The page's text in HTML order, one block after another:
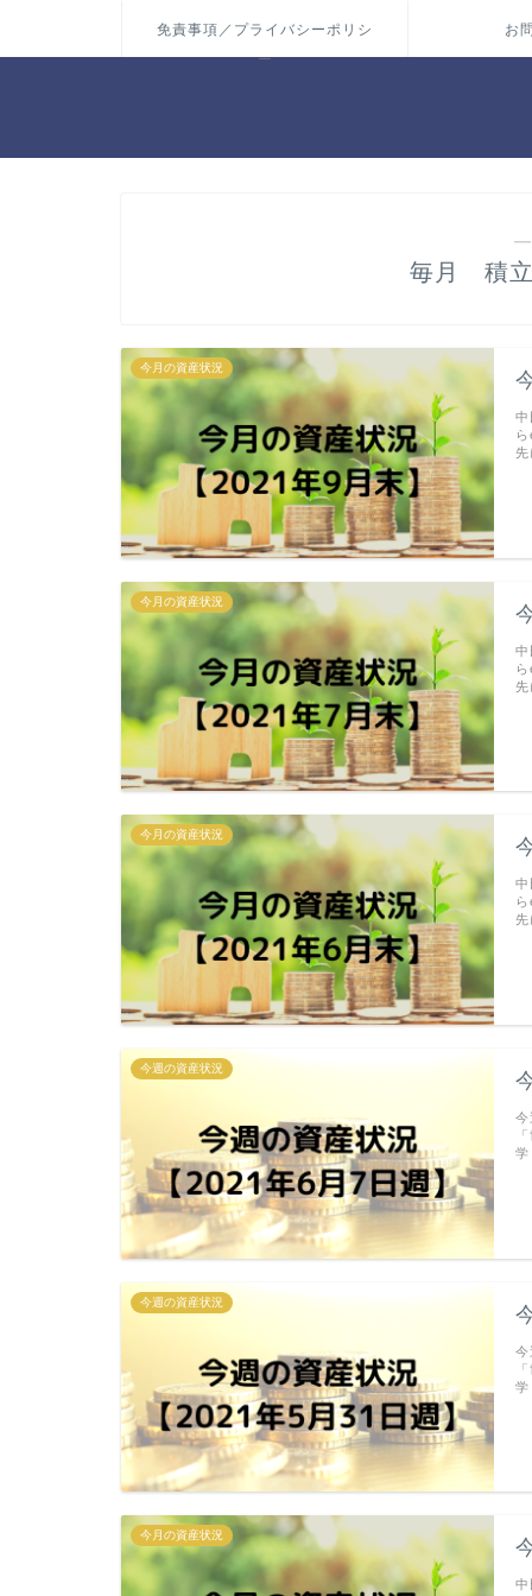
免責事項／プライバシーポリシ
ー
お
毎月 積
今月の資産状況
中
今月の資産状況
中
今月の資産状況
中
今週の資産状況
今
今週の資産状況
今
今月の資産状況
中